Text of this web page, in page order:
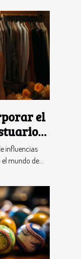
el
influencias
mundo de...